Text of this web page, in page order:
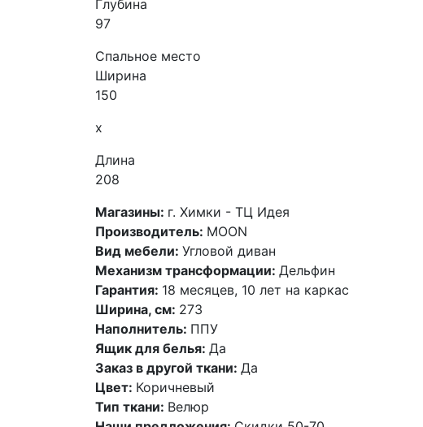
Глубина
97
Спальное место
Ширина
150
x
Длина
208
Магазины: г. Химки - ТЦ Идея
Производитель: MOON
Вид мебели: Угловой диван
Механизм трансформации: Дельфин
Гарантия: 18 месяцев, 10 лет на каркас
Ширина, см: 273
Наполнитель: ППУ
Ящик для белья: Да
Заказ в другой ткани: Да
Цвет: Коричневый
Тип ткани: Велюр